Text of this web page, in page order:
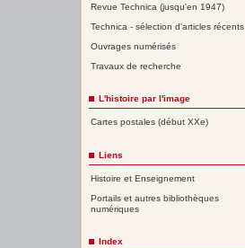
Revue Technica (jusqu'en 1947)
Technica - sélection d'articles récents
Ouvrages numérisés
Travaux de recherche
L'histoire par l'image
Cartes postales (début XXe)
Liens
Histoire et Enseignement
Portails et autres bibliothèques
numériques
Index